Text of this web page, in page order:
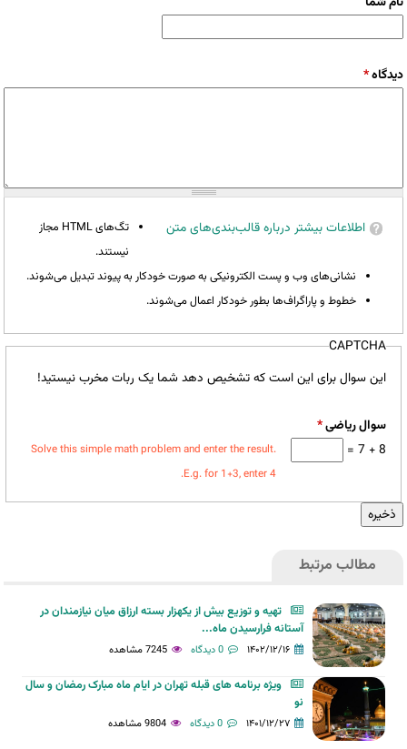
دیدگاه*
اطلاعات بیشتر درباره قالب‌بندی‌های متن
تگ‌های HTML مجاز
نیستند.
نشانی‌های وب و پست الکترونیکی به صورت خودکار به پیوند تبدیل می‌شوند.
خطوط و پاراگراف‌ها بطور خودکار اعمال می‌شوند.
CAPTCHA
این سوال برای این است که تشخیص دهد شما یک ربات مخرب نیستید!
سوال ریاضی*
8 + 7 =
Solve this simple math problem and enter the result.
E.g. for 1+3, enter 4.
مطالب مرتبط
تهیه و توزیع بیش از یکهزار بسته ارزاق میان نیازمندان در
آستانه فرارسیدن ماه...
۱۴۰۲/۱۲/۱۶ 0 دیدگاه 7245 مشاهده
ویژه برنامه های قبله تهران در ایام ماه مبارک رمضان و سال
نو
۱۴۰۱/۱۲/۲۷ 0 دیدگاه 9804 مشاهده